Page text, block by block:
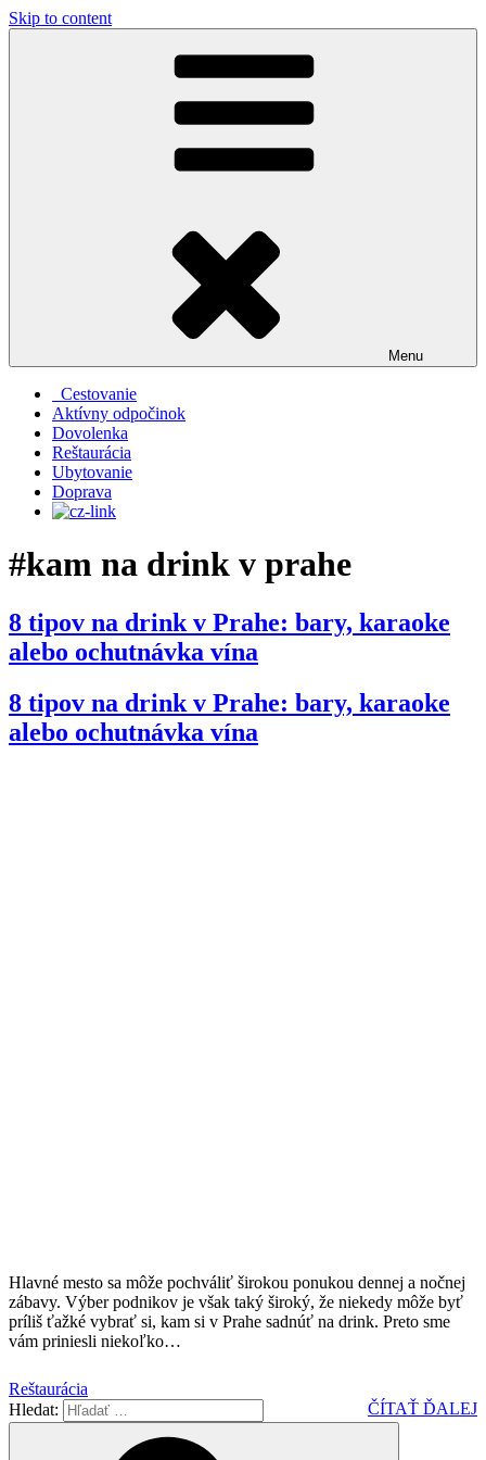
Skip to content
Menu
Cestovanie
Aktívny odpočinok
Dovolenka
Reštaurácia
Ubytovanie
Doprava
#kam na drink v prahe
8 tipov na drink v Prahe: bary, karaoke
alebo ochutnávka vína
8 tipov na drink v Prahe: bary, karaoke
alebo ochutnávka vína
Hlavné mesto sa môže pochváliť širokou ponukou dennej a nočnej
zábavy. Výber podnikov je však taký široký, že niekedy môže byť
príliš ťažké vybrať si, kam si v Prahe sadnúť na drink. Preto sme
vám priniesli niekoľko…
Reštaurácia
ČÍTAŤ ĎALEJ
Hledat: